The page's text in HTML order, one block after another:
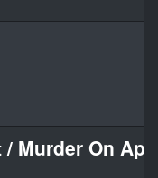
Murder On